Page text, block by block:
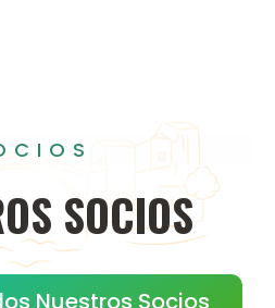
SOCIOS
Nuestros Socios